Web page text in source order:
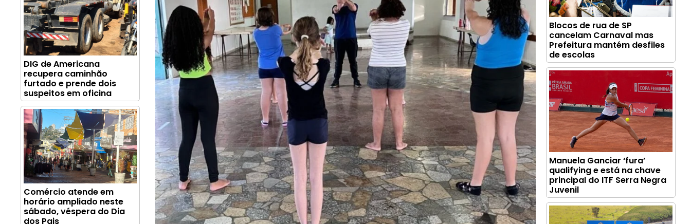
DIG de Americana
recupera caminhão
furtado e prende dois
suspeitos em oficina
Comércio atende em
horário ampliado neste
sábado, véspera do Dia
dos Pais
Blocos de rua de SP
cancelam Carnaval mas
Prefeitura mantém desfiles
de escolas
Manuela Ganciar ‘fura’
qualifying e está na chave
principal do ITF Serra Negra
Juvenil